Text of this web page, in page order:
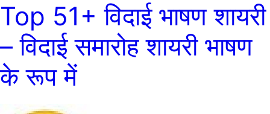
Top 51+ विदाई भाषण शायरी
– विदाई समारोह शायरी भाषण
के रूप में